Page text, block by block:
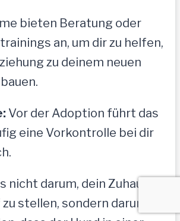
bieten Beratung oder
an, um dir zu helfen,
zu deinem neuen
Vor der Adoption führt das
eine Vorkontrolle bei dir
nicht darum, dein Zuhause
stellen, sondern darum,